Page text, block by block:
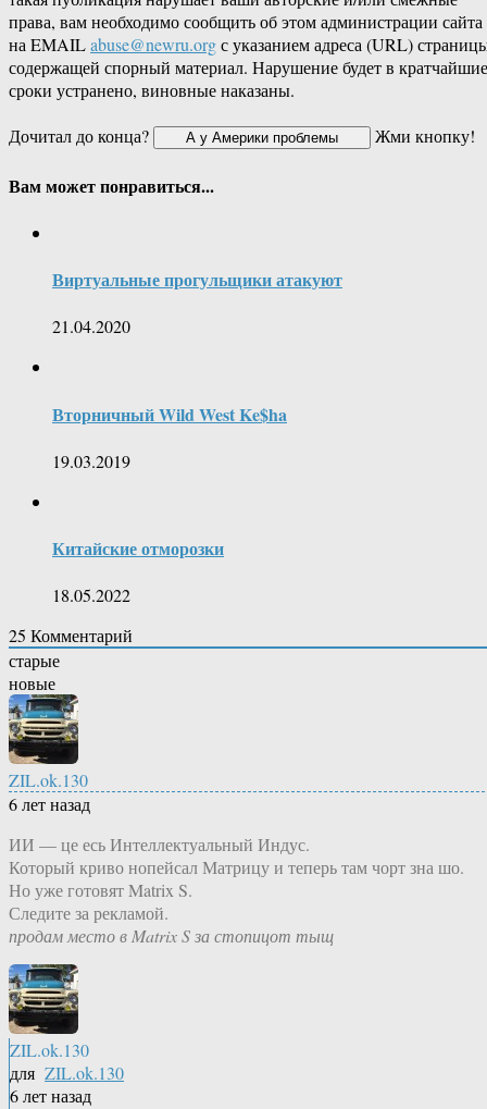
права, вам необходимо сообщить об этом администрации сайта
на EMAILabuse@newru.orgс указанием адреса (URL)
содержащей спорный материал. Нарушение будет в кратчайшие
сроки устранено, виновные наказаны.
Дочитал до конца?
Жми кнопку!
Вам может понравиться...
Виртуальные прогульщики атакуют
21.04.2020
Вторничный Wild West Ke$ha
19.03.2019
Китайские отморозки
18.05.2022
25 Комментарий
старые
новые
ZIL.ok.130
6 лет назад
ИИ — це есь Интеллектуальный Индус.
Который криво нопейсал Матрицу и теперь там чорт зна шо.
Но уже готовят Matrix S.
Следите за рекламой.
продам место в Matrix S за стопицот тыщ
ZIL.ok.130
для ZIL.ok.130
6 лет назад